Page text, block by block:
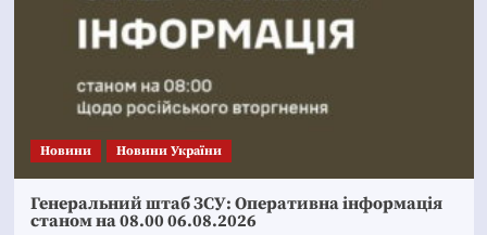
Новини Новини України
Генеральний штаб ЗСУ: Оперативна інформація
станом на 08.00 06.08.2026